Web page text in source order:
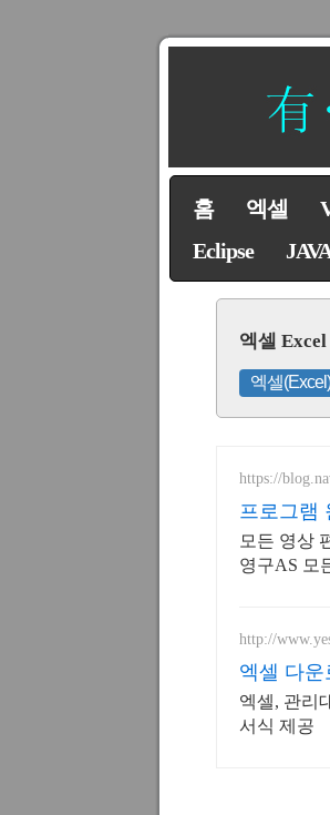
홈 엑셀
Eclipse
엑셀
엑셀
https://
프로그램
모든 영상
영구AS 모
http://
엑셀 다
엑셀, 관리
서식 제공